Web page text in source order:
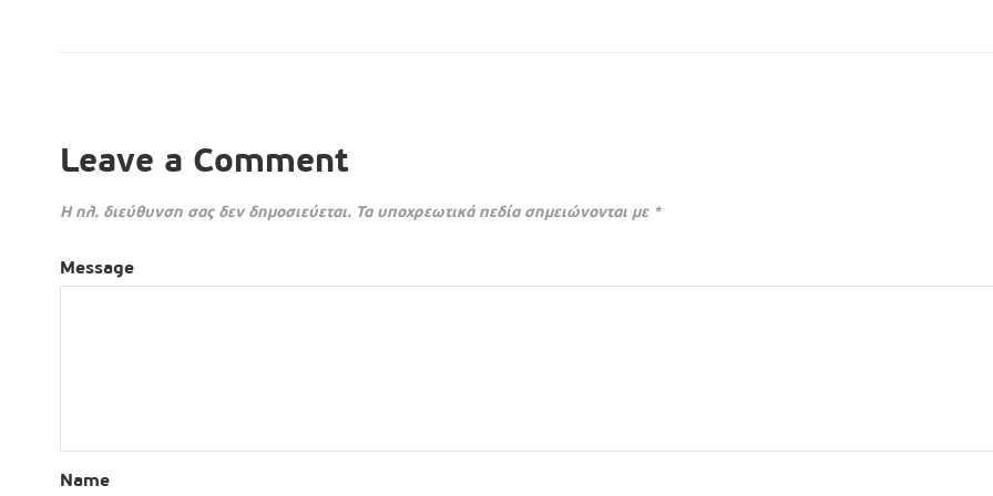
Leave a Comment
Η ηλ. διεύθυνση σας δεν δημοσιεύεται. Τα υποχρεωτικά πεδία σημειώνονται με *
Message
Name